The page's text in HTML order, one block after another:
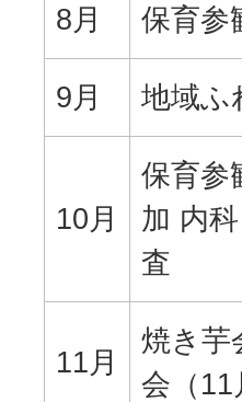
8月 保育参
9月 地域ふ
10月
保育参
加 内
査
11月
焼き芋
会（11